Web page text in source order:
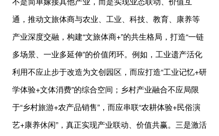
通，推动文旅体商与农业、工业、科技、教育、康养等
产业深度交融，构建“文旅体商+”的共生格局，打造“一链
多场景、一业多延伸”的价值闭环。例如，工业遗产活化
利用不应止步于改造为文创园区，而应打造“工业记忆+研
学体验+文体消费”的综合空间；乡村产业融合不应局限
于“乡村旅游+农产品销售”，而应串联“农耕体验+民俗演
艺+康养休闲”，真正实现产业联动、价值共赢。三是激活